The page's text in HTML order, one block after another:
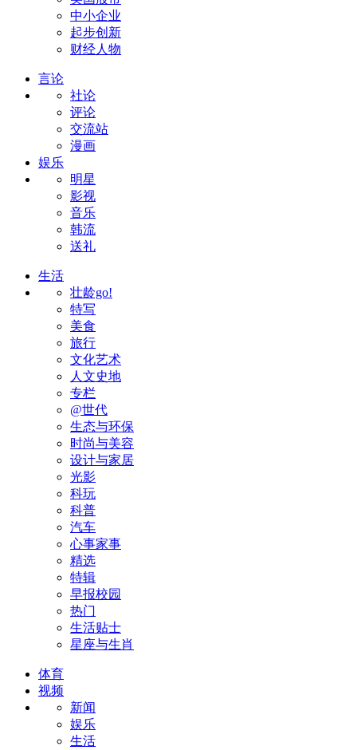
中小企业
起步创新
财经人物
言论
社论
评论
交流站
漫画
娱乐
明星
影视
音乐
韩流
送礼
生活
壮龄go!
特写
美食
旅行
文化艺术
人文史地
专栏
@世代
生态与环保
时尚与美容
设计与家居
光影
科玩
科普
汽车
心事家事
精选
特辑
早报校园
热门
生活贴士
星座与生肖
体育
视频
新闻
娱乐
生活